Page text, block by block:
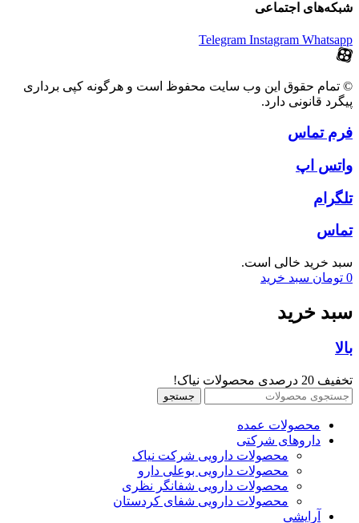
شبکه‌های اجتماعی
Telegram Instagram Whatsapp
© تمام حقوق این وب سایت محفوظ است و هرگونه کپی برداری
پیگرد قانونی دارد.
فرم تماس
واتس اپ
تلگرام
تماس
سبد خرید خالی است.
0 تومان سبد خرید
سبد خرید
بالا
تخفیف 20 درصدی محصولات نیاک!
جستجو
محصولات عمده
داروهای شرکتی
محصولات دارویی شرکت نیاک
محصولات دارویی بوعلی دارو
محصولات دارویی شفانگر نظری
محصولات دارویی شفای کردستان
آرایشی